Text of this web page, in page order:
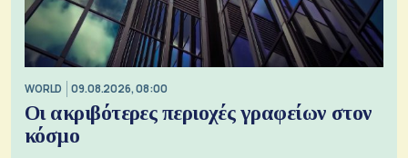
WORLD 09.08.2026, 08:00
Οι ακριβότερες περιοχές γραφείων στον
κόσμο